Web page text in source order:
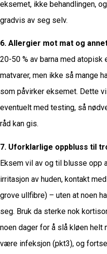
eksemet, ikke behandlingen,
gradvis av seg selv.
6. Allergier mot mat og
20-50 % av barna med atopisk
matvarer, men ikke så mange
som påvirker eksemet. Dette
eventuelt med testing, så
råd kan gis.
7. Uforklarlige oppbluss til
Eksem vil av og til blusse opp
irritasjon av huden, kontakt
grove ullfibre) – uten at noen
seg. Bruk da sterke nok
noen dager for å slå kløen helt
være infeksjon (pkt3), og